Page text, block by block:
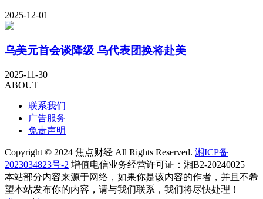
2025-12-01
乌美元首会谈降级 乌代表团换将赴美
2025-11-30
ABOUT
联系我们
广告服务
免责声明
Copyright © 2024 焦点财经 All Rights Reserved. 湘ICP备
2023034823号-2 增值电信业务经营许可证：湘B2-20240025
本站部分内容来源于网络，如果你是该内容的作者，并且不希
望本站发布你的内容，请与我们联系，我们将尽快处理！